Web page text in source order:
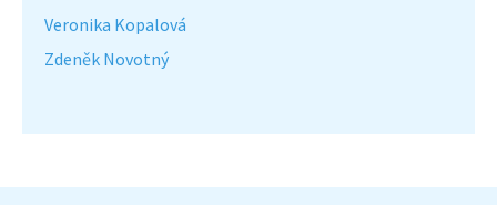
Veronika Kopalová
Zdeněk Novotný